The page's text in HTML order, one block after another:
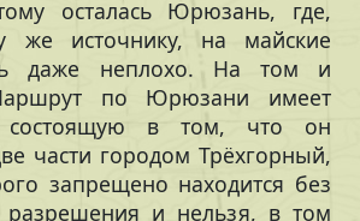
осталась Юрюзань, где,
же источнику, на майские
даже неплохо. На том и
по Юрюзани имеет
состоящую в том, что он
части городом Трёхгорный,
запрещено находится без
разрешения и нельзя, в том